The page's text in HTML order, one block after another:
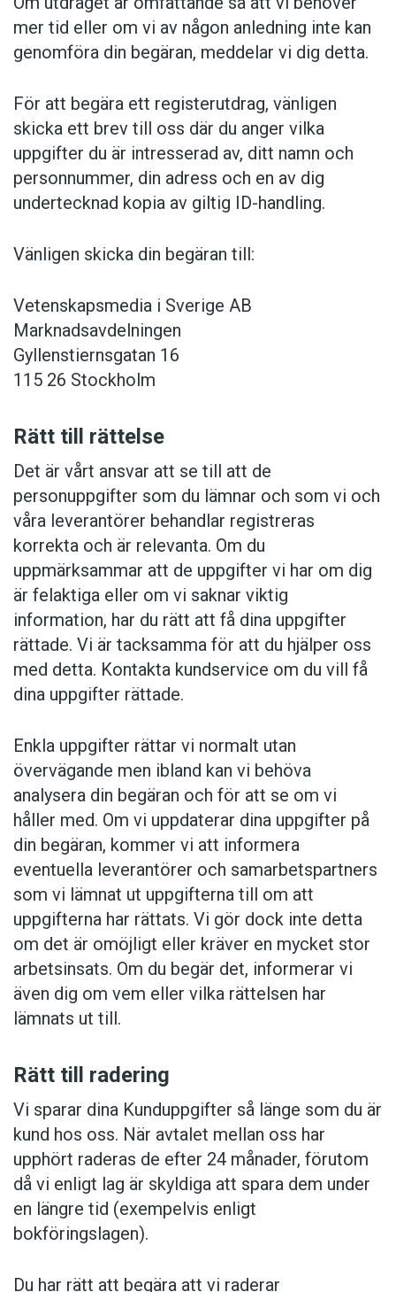
mer tid eller om vi av någon anledning inte kan
genomföra din begäran, meddelar vi dig detta.
För att begära ett registerutdrag, vänligen
skicka ett brev till oss där du anger vilka
uppgifter du är intresserad av, ditt namn och
personnummer, din adress och en av dig
undertecknad kopia av giltig ID-handling.
Vänligen skicka din begäran till:
Vetenskapsmedia i Sverige AB
Marknadsavdelningen
Gyllenstiernsgatan 16
115 26 Stockholm
Rätt till rättelse
Det är vårt ansvar att se till att de
personuppgifter som du lämnar och som vi och
våra leverantörer behandlar registreras
korrekta och är relevanta. Om du
uppmärksammar att de uppgifter vi har om dig
är felaktiga eller om vi saknar viktig
information, har du rätt att få dina uppgifter
rättade. Vi är tacksamma för att du hjälper oss
med detta. Kontakta kundservice om du vill få
dina uppgifter rättade.
Enkla uppgifter rättar vi normalt utan
övervägande men ibland kan vi behöva
analysera din begäran och för att se om vi
håller med. Om vi uppdaterar dina uppgifter på
din begäran, kommer vi att informera
eventuella leverantörer och samarbetspartners
som vi lämnat ut uppgifterna till om att
uppgifterna har rättats. Vi gör dock inte detta
om det är omöjligt eller kräver en mycket stor
arbetsinsats. Om du begär det, informerar vi
även dig om vem eller vilka rättelsen har
lämnats ut till.
Rätt till radering
Vi sparar dina Kunduppgifter så länge som du är
kund hos oss. När avtalet mellan oss har
upphört raderas de efter 24 månader, förutom
då vi enligt lag är skyldiga att spara dem under
en längre tid (exempelvis enligt
bokföringslagen).
Du har rätt att begära att vi raderar